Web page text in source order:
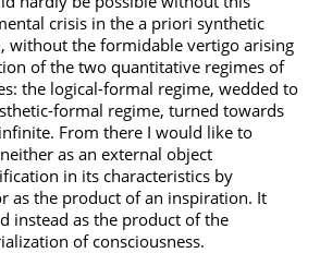
crisis in the a priori synthetic
without the formidable vertigo arising
of the two quantitative regimes of
the logical-formal regime, wedded to
formal regime, turned towards
From there I would like to
as an external object
in its characteristics by
as the product of an inspiration. It
instead as the product of the
of consciousness.